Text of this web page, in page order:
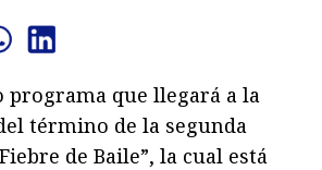
programa que llegará a la
término de la segunda
de Baile”, la cual está